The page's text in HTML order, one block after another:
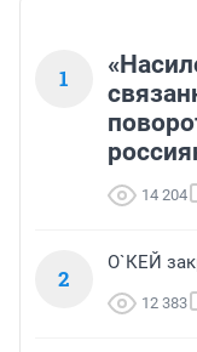
1
14 204
2
О`КЕЙ
12 383